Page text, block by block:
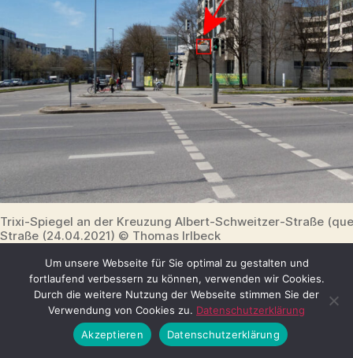
Trixi-Spiegel an der Kreuzung Albert-Schweitzer-Straße
Straße (24.04.2021) © Thomas Irlbeck
Immer wieder kommt es an Kreuzungen beim
Rechtsabbiegen zu schweren Unfällen mit
Radfahrern und Fußgängern. 2019 starb auf der
Corneliusbrücke in München ein Elfjähriger, da
Um unsere Webseite für Sie optimal zu gestalten und
fortlaufend verbessern zu können, verwenden wir Cookies.
Durch die weitere Nutzung der Webseite stimmen Sie der
Verwendung von Cookies zu. Datenschutzerklärung
Akzeptieren
Datenschutzerklärung